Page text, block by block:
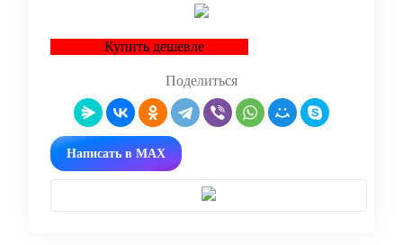
Купить дешевле
Поделиться
Написать в MAX